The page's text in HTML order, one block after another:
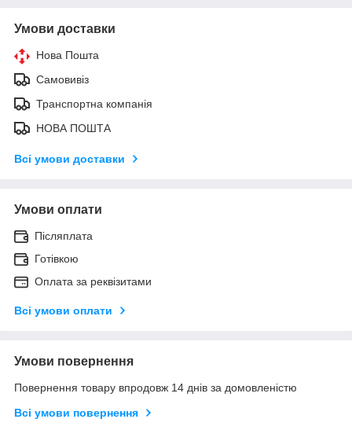
Умови доставки
Нова Пошта
Самовивіз
Транспортна компанія
НОВА ПОШТА
Всі умови доставки
Умови оплати
Післяплата
Готівкою
Оплата за реквізитами
Всі умови оплати
Умови повернення
Повернення товару впродовж 14 днів за домовленістю
Всі умови повернення